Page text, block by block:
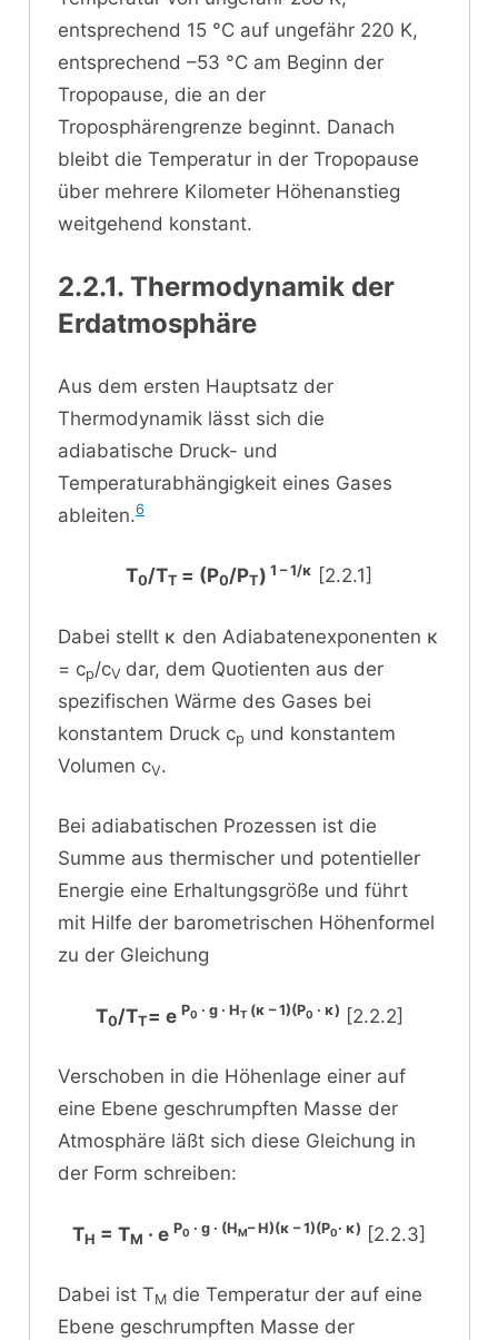
entsprechend 15 °C auf ungefähr 220 K,
entsprechend –53 °C am Beginn der
Tropopause, die an der
Troposphärengrenze beginnt. Danach
bleibt die Temperatur in der Tropopause
über mehrere Kilometer Höhenanstieg
weitgehend konstant.
2.2.1. Thermodynamik der
Erdatmosphäre
Aus dem ersten Hauptsatz der
Thermodynamik lässt sich die
adiabatische Druck- und
Temperaturabhängigkeit eines Gases
ableiten.6
T0/TT = (P0/PT) 1 – 1/κ [2.2.1]
Dabei stellt κ den Adiabatenexponenten κ
= cp/cV dar, dem Quotienten aus der
spezifischen Wärme des Gases bei
konstantem Druck cp und konstantem
Volumen cV.
Bei adiabatischen Prozessen ist die
Summe aus thermischer und potentieller
Energie eine Erhaltungsgröße und führt
mit Hilfe der barometrischen Höhenformel
zu der Gleichung
T0/TT= e P0 · g · HT(κ – 1)(P0 · κ) [2.2.2]
Verschoben in die Höhenlage einer auf
eine Ebene geschrumpften Masse der
Atmosphäre läßt sich diese Gleichung in
der Form schreiben:
TH = TM · e P0 · g · (HM– H)(κ – 1)(P0· κ) [2.2.3]
Dabei ist TM die Temperatur der auf eine
Ebene geschrumpften Masse der